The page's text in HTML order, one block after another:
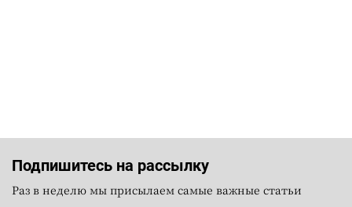
Подпишитесь на рассылку
Раз в неделю мы присылаем самые важные статьи